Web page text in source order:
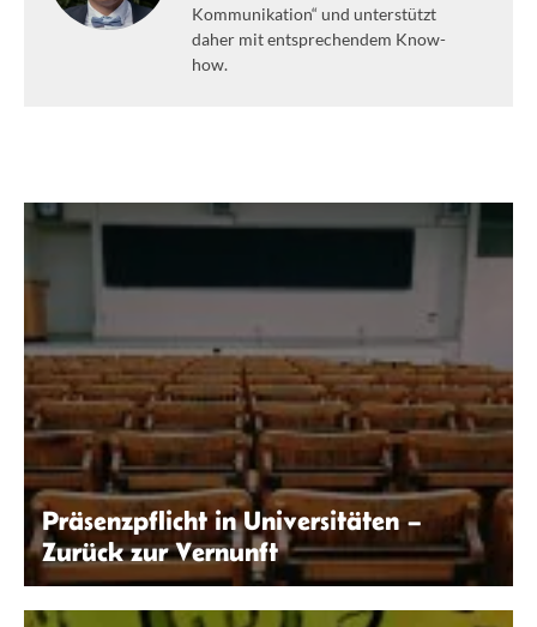
Kommunikation“ und unterstützt
daher mit entsprechendem Know-
how.
Präsenzpflicht in Universitäten –
Zurück zur Vernunft